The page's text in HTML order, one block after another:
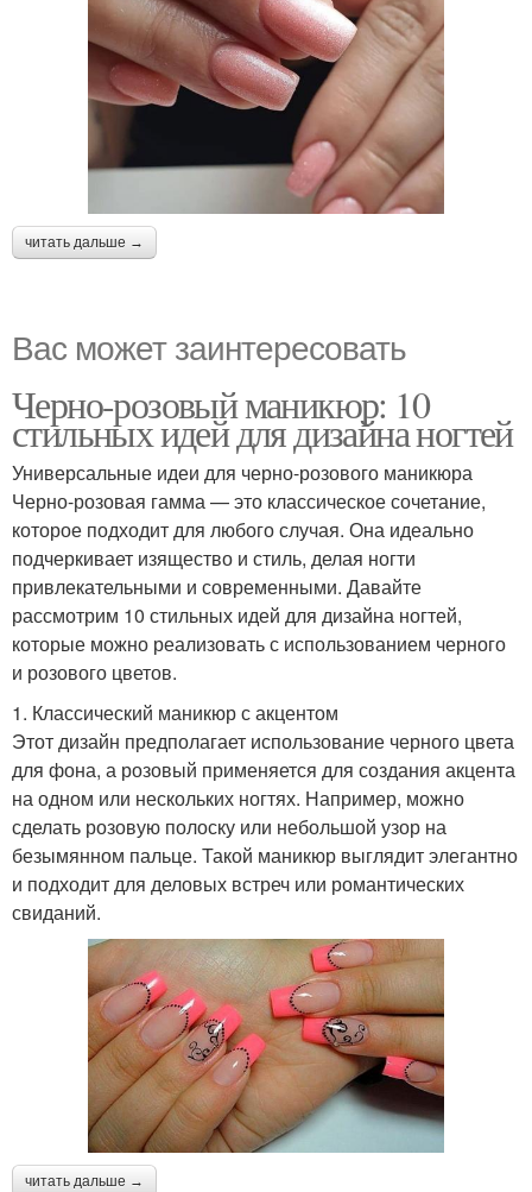
читать дальше →
Вас может заинтересовать
Черно-розовый маникюр: 10
стильных идей для дизайна ногтей
Универсальные идеи для черно-розового маникюра
Черно-розовая гамма — это классическое сочетание,
которое подходит для любого случая. Она идеально
подчеркивает изящество и стиль, делая ногти
привлекательными и современными. Давайте
рассмотрим 10 стильных идей для дизайна ногтей,
которые можно реализовать с использованием черного
и розового цветов.
1. Классический маникюр с акцентом
Этот дизайн предполагает использование черного цвета
для фона, а розовый применяется для создания акцента
на одном или нескольких ногтях. Например, можно
сделать розовую полоску или небольшой узор на
безымянном пальце. Такой маникюр выглядит элегантно
и подходит для деловых встреч или романтических
свиданий.
читать дальше →